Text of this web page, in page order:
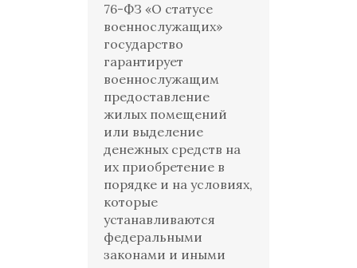
76-ФЗ «О статусе
военнослужащих»
государство
гарантирует
военнослужащим
предоставление
жилых помещений
или выделение
денежных средств на
их приобретение в
порядке и на условиях,
которые
устанавливаются
федеральными
законами и иными